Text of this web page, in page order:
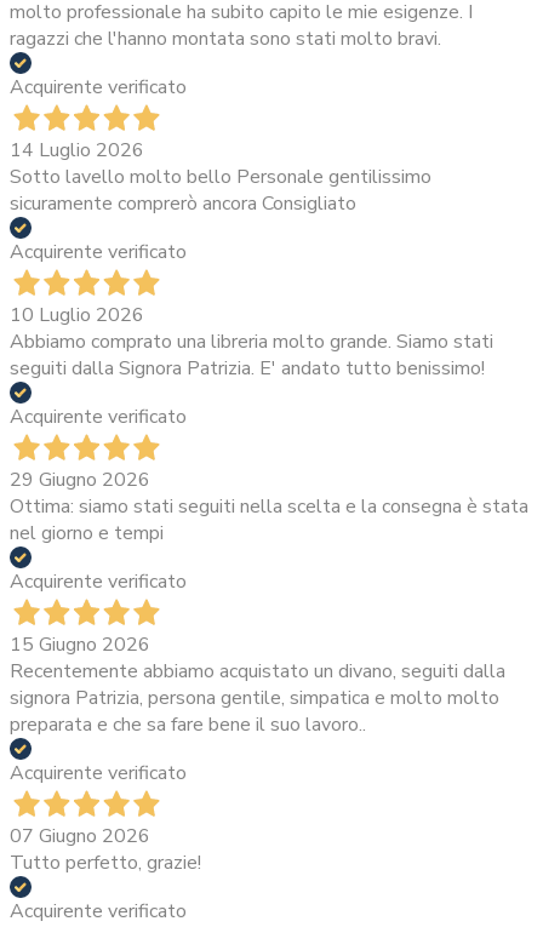
molto professionale ha subito capito le mie esigenze. I
ragazzi che l'hanno montata sono stati molto bravi.
Acquirente verificato
14 Luglio 2026
Sotto lavello molto bello Personale gentilissimo
sicuramente comprerò ancora Consigliato
Acquirente verificato
10 Luglio 2026
Abbiamo comprato una libreria molto grande. Siamo stati
seguiti dalla Signora Patrizia. E' andato tutto benissimo!
Acquirente verificato
29 Giugno 2026
Ottima: siamo stati seguiti nella scelta e la consegna è stata
nel giorno e tempi
Acquirente verificato
15 Giugno 2026
Recentemente abbiamo acquistato un divano, seguiti dalla
signora Patrizia, persona gentile, simpatica e molto molto
preparata e che sa fare bene il suo lavoro..
Acquirente verificato
07 Giugno 2026
Tutto perfetto, grazie!
Acquirente verificato